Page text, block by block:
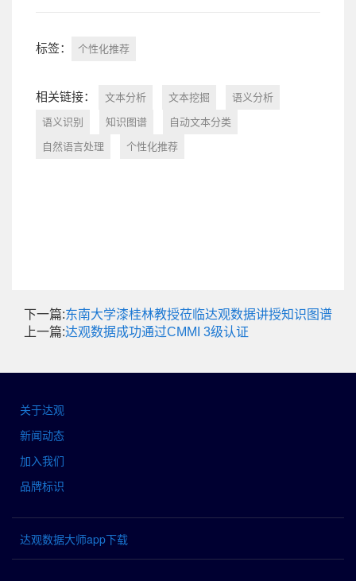
标签： 个性化推荐
相关链接： 文本分析 文本挖掘 语义分析
语义识别 知识图谱 自动文本分类
自然语言处理 个性化推荐
下一篇:东南大学漆桂林教授莅临达观数据讲授知识图谱
上一篇:达观数据成功通过CMMI 3级认证
关于达观
新闻动态
加入我们
品牌标识
达观数据大师app下载